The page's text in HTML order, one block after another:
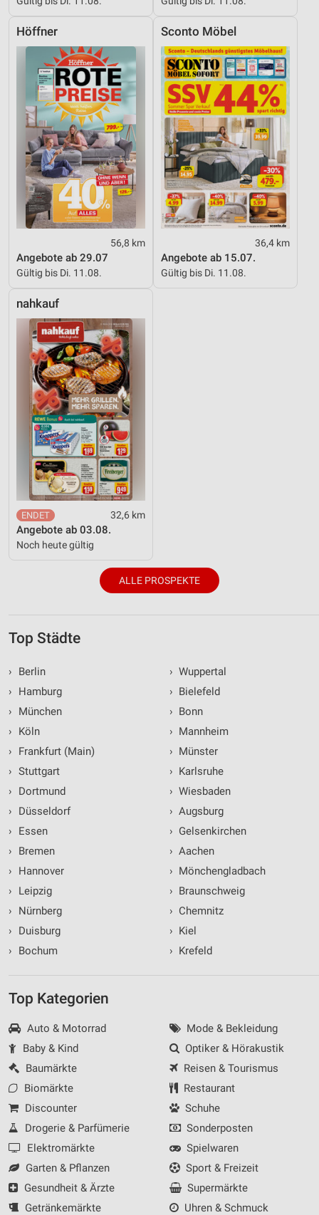
Höffner
56,8 km
Angebote ab 29.07
Gültig bis Di. 11.08.
Sconto Möbel
36,4 km
Angebote ab 15.07.
Gültig bis Di. 11.08.
nahkauf
32,6 km
Angebote ab 03.08.
Noch heute gültig
ALLE PROSPEKTE
Top Städte
›
Berlin
›
Hamburg
›
München
›
Köln
›
Frankfurt (Main)
› Stuttgart
›
Dortmund
›
Düsseldorf
›
Essen
›
Bremen
›
Hannover
›
Leipzig
›
Nürnberg
›
Duisburg
›
Bochum
› Wuppertal
› Bielefeld
› Bonn
› Mannheim
› Münster
› Karlsruhe
› Wiesbaden
› Augsburg
› Gelsenkirchen
› Aachen
› Mönchengladbach
› Braunschweig
› Chemnitz
› Kiel
› Krefeld
Top Kategorien
Auto & Motorrad
Baby & Kind
Baumärkte
Biomärkte
Discounter
Drogerie & Parfümerie
Elektromärkte
Garten & Pflanzen
Gesundheit & Ärzte
Getränkemärkte
Mode & Bekleidung
Optiker & Hörakustik
Reisen & Tourismus
Restaurant
Schuhe
Sonderposten
Spielwaren
Sport & Freizeit
Supermärkte
Uhren & Schmuck